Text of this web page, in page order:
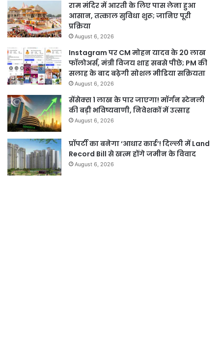
राम मंदिर में आरती के लिए पास लेना हुआ
आसान, तत्काल सुविधा शुरू; जानिए पूरी
प्रक्रिया
August 6, 2026
Instagram पर CM मोहन यादव के 20 लाख
फॉलोअर्स, मंत्री विजय शाह सबसे पीछे; PM की
सलाह के बाद बढ़ेगी सोशल मीडिया सक्रियता
August 6, 2026
सेंसेक्स 1 लाख के पार जाएगा! मॉर्गन स्टेनली
की बड़ी भविष्यवाणी, निवेशकों में उत्साह
August 6, 2026
प्रॉपर्टी का बनेगा ‘आधार कार्ड’! दिल्ली में Land
Record Bill से खत्म होंगे जमीन के विवाद
August 6, 2026